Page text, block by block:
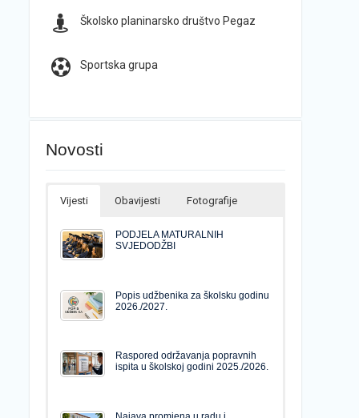
Školsko planinarsko društvo Pegaz
Sportska grupa
Novosti
Vijesti Obavijesti Fotografije
PODJELA MATURALNIH
SVJEDODŽBI
Popis udžbenika za školsku godinu
2026./2027.
Raspored održavanja popravnih
ispita u školskoj godini 2025./2026.
Najava promjena u radu i